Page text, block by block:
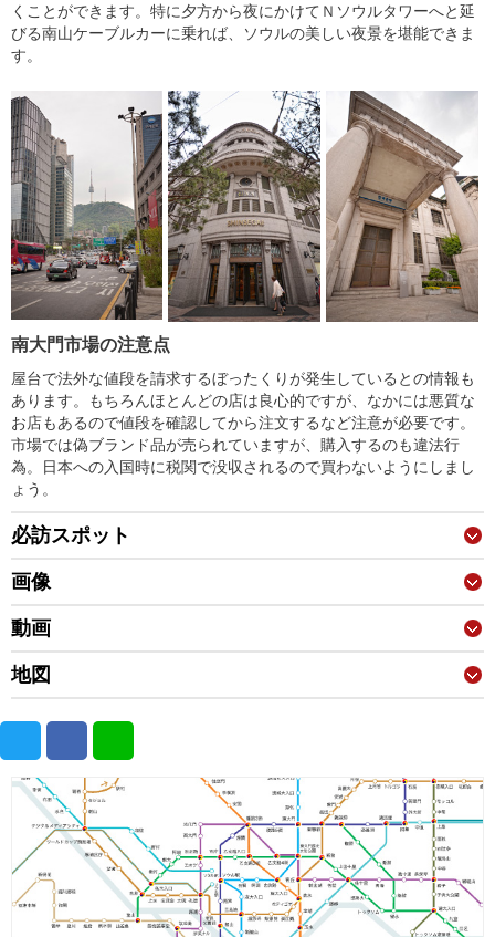
くことができます。特に夕方から夜にかけてＮソウルタワーへと延
びる南山ケーブルカーに乗れば、ソウルの美しい夜景を堪能できま
す。
南大門市場の注意点
屋台で法外な値段を請求するぼったくりが発生しているとの情報も
あります。もちろんほとんどの店は良心的ですが、なかには悪質な
お店もあるので値段を確認してから注文するなど注意が必要です。
市場では偽ブランド品が売られていますが、購入するのも違法行
為。日本への入国時に税関で没収されるので買わないようにしまし
ょう。
必訪スポット
画像
動画
地図